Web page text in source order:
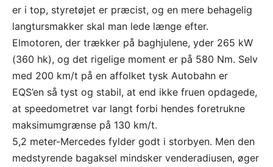
er i top, styretøjet er præcist, og en mere behagelig
langtursmakker skal man lede længe efter.
Elmotoren, der trækker på baghjulene, yder 265 kW
(360 hk), og det rigelige moment er på 580 Nm. Selv
med 200 km/t på en affolket tysk Autobahn er
EQS’en så tyst og stabil, at end ikke fruen opdagede,
at speedometret var langt forbi hendes foretrukne
maksimumgrænse på 130 km/t.
5,2 meter-Mercedes fylder godt i storbyen. Men den
medstyrende bagaksel mindsker venderadiusen, øger